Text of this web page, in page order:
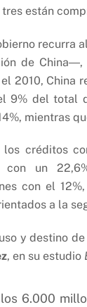
están
recurra
de China―,
el 2010, China
9% del total
mientras
los créditos
con un
con el
a la
y destino
, en su estudio
los 6.000